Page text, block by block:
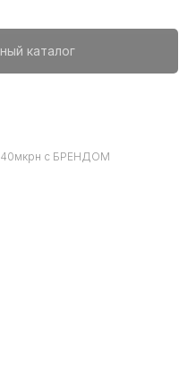
каталог
140мкрн с БРЕНДОМ